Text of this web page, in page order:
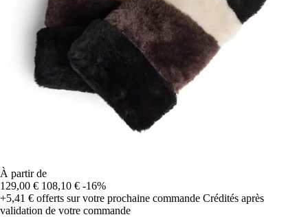
À partir de
129,00 € 108,10 € -16%
+5,41 € offerts sur votre prochaine commande Crédités après
validation de votre commande